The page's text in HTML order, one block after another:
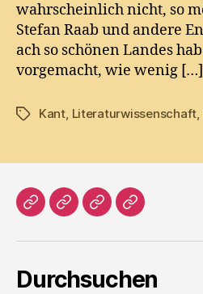
wahrscheinlich nicht, so
Stefan Raab und andere
ach so schönen Landes
vorgemacht, wie wenig […]
TagsKant, Literaturwissenschaft,
HomeLiteratur
ProsaImpressum
Durchsuchen